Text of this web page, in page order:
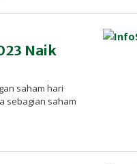
Naik
saham hari
sebagian saham